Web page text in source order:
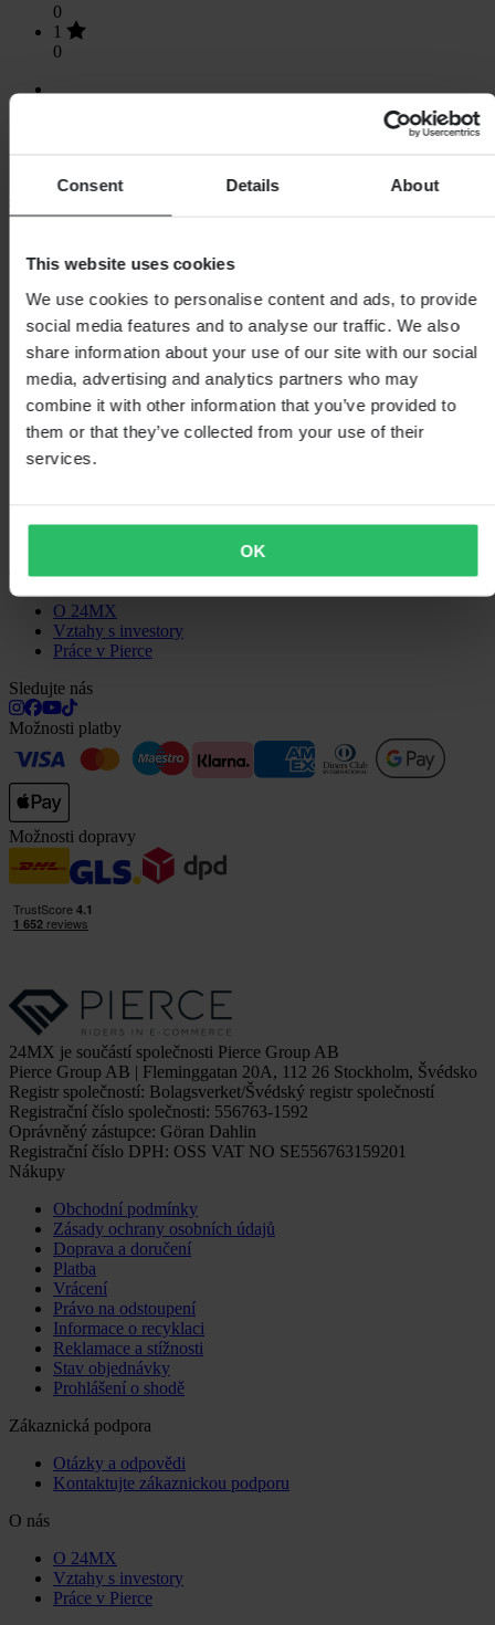
Consent Details About
This website uses cookies
We use cookies to personalise content and ads, to provide
social media features and to analyse our traffic. We also
share information about your use of our site with our social
media, advertising and analytics partners who may
combine it with other information that you’ve provided to
them or that they’ve collected from your use of their
services.
OK
0
1
0
Obchodní podmínky
Doprava a doručení
Platba
Právo na odstoupení
Informace o recyklaci
Reklamace a stížnosti
Prohlášení o shodě
O nás
O 24MX
Vztahy s investory
Práce v Pierce
Sledujte nás
Možnosti platby
Možnosti dopravy
24MX je součástí společnosti Pierce Group AB
Pierce Group AB | Fleminggatan 20A, 112 26 Stockholm, Švédsko
Registr společností: Bolagsverket/Švédský registr společností
Registrační číslo společnosti: 556763-1592
Oprávněný zástupce: Göran Dahlin
Registrační číslo DPH: OSS VAT NO SE556763159201
Nákupy
Obchodní podmínky
Zásady ochrany osobních údajů
Doprava a doručení
Platba
Vrácení
Právo na odstoupení
Informace o recyklaci
Reklamace a stížnosti
Stav objednávky
Prohlášení o shodě
Zákaznická podpora
Otázky a odpovědi
Kontaktujte zákaznickou podporu
O nás
O 24MX
Vztahy s investory
Práce v Pierce